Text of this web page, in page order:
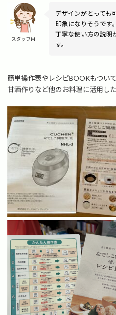
スタッフM
デザインがとっても
印象になりそうです。
丁寧な使い方の説明
す。
簡単操作表やレシピBOOKもついて
甘酒作りなど他のお料理に活用し